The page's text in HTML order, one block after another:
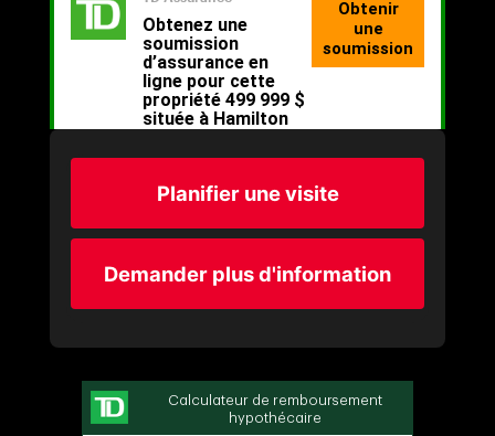
Planifier une visite
Demander plus d'information